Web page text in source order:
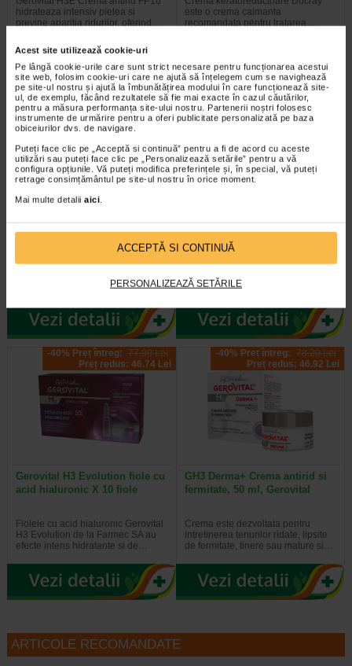
Acest site utilizează cookie-uri
Pe lângă cookie-urile care sunt strict necesare pentru funcționarea acestui
site web, folosim cookie-uri care ne ajută să înțelegem cum se navighează
pe site-ul nostru și ajută la îmbunătățirea modului în care funcționează site-
ul, de exemplu, făcând rezultatele să fie mai exacte în cazul căutărilor,
pentru a măsura performanța site-ului nostru. Partenerii noștri folosesc
instrumente de urmărire pentru a oferi publicitate personalizată pe baza
obiceiurilor dvs. de navigare.
Puteți face clic pe „Acceptă si continuă” pentru a fi de acord cu aceste
utilizări sau puteți face clic pe „Personalizează setările” pentru a vă
configura opțiunile. Vă puteți modifica preferințele și, în special, vă puteți
retrage consimțământul pe site-ul nostru în orice moment.
Mai multe detalii aici
ACCEPTĂ SI CONTINUĂ
PERSONALIZEAZĂ SETĂRILE
hidrateaza intensiv pielea si
previne aparitia ridurilor, oferind…
este o crema calmanta
recomandata pentru tratarea…
-30% Preț întreg: 129,30 Lei
Preț redus: 90.51 Lei
Bioderma Sebium Gel Spumant
tenului gras. Formula sa…
-20% Preț întreg: 108.30 Lei
Preț redus: 86.64 Lei
Solutia Micelara Sensibio H2O de
pentru demachierea tenului cat si…
-40% Preț întreg: 77.90 Lei
Preț redus: 46.74 Lei
Gerovital H3 Evolution fiole cu
acid hialuronic X 10 fiole
Fiolele cu acid hialuronic Gerovital
H3 Evolution de la Farmec SA au
efecte intens hidratante si de…
-40% Preț întreg: 78.20 Lei
Preț redus: 46.92 Lei
GH3 Derma+ Crema antirid si
fermitate, 50 ml, Gerovital
Crema este dezvoltata pentru
intretinerea tenurilor ridate, lipsite
de fermitate, tinere sau mature si…
ARTICOLE RECOMANDATE